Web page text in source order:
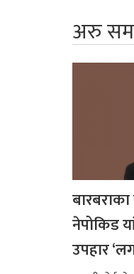
अरु
नेपोकिड
उपहार